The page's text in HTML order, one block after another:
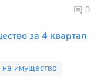
0
за 4 квартал
на имущество